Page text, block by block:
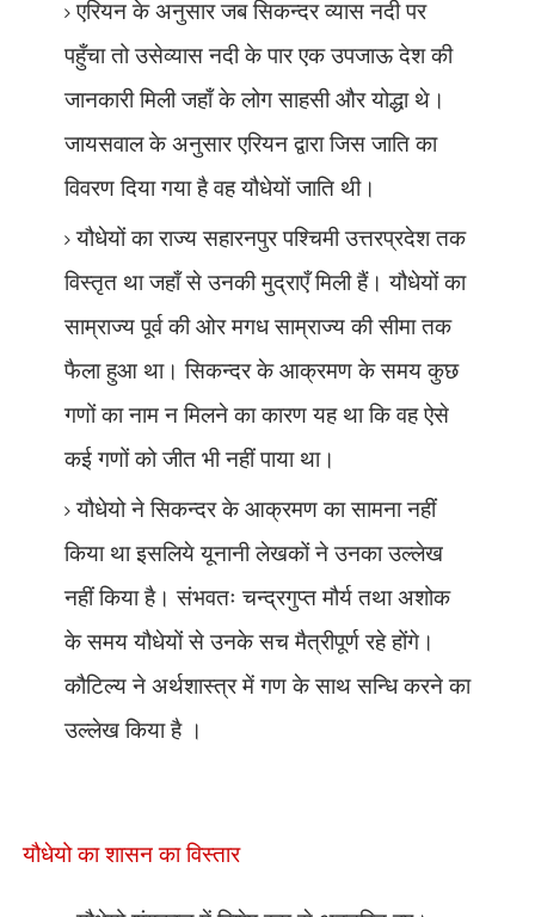
एरियन के अनुसार जब सिकन्दर व्यास नदी पर
पहुँचा तो उसेव्यास नदी के पार एक उपजाऊ देश की
जानकारी मिली जहाँ के लोग साहसी और योद्धा थे।
जायसवाल के अनुसार एरियन द्वारा जिस जाति का
विवरण दिया गया है वह यौधेयों जाति थी।
यौधेयों का राज्य सहारनपुर पश्चिमी उत्तरप्रदेश तक
विस्तृत था जहाँ से उनकी मुद्राएँ मिली हैं। यौधेयों का
साम्राज्य पूर्व की ओर मगध साम्राज्य की सीमा तक
फैला हुआ था। सिकन्दर के आक्रमण के समय कुछ
गणों का नाम न मिलने का कारण यह था कि वह ऐसे
कई गणों को जीत भी नहीं पाया था।
यौधेयो ने सिकन्दर के आक्रमण का सामना नहीं
किया था इसलिये यूनानी लेखकों ने उनका उल्लेख
नहीं किया है। संभवतः चन्द्रगुप्त मौर्य तथा अशोक
के समय यौधेयों से उनके सच मैत्रीपूर्ण रहे होंगे।
कौटिल्य ने अर्थशास्त्र में गण के साथ सन्धि करने का
उल्लेख किया है ।
यौधेयो का शासन का विस्तार